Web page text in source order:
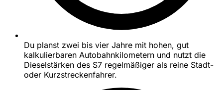
Du planst zwei bis vier Jahre mit hohen, gut
kalkulierbaren Autobahnkilometern und nutzt die
Dieselstärken des S7 regelmäßiger als reine Stadt-
oder Kurzstreckenfahrer.